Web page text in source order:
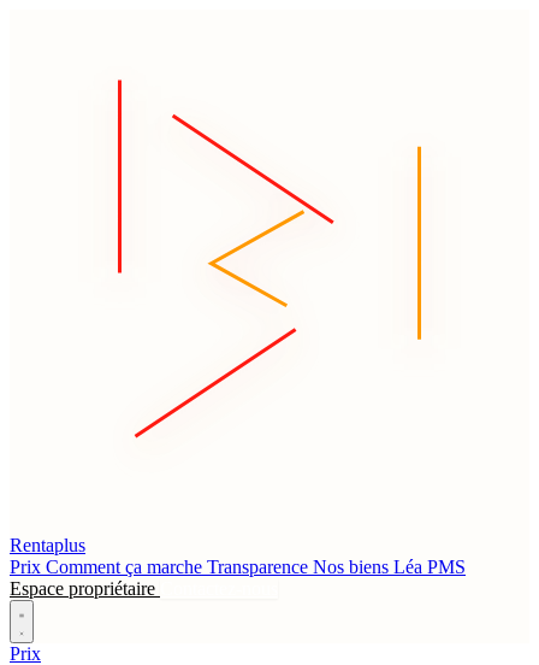
Rentaplus
Prix Comment ça marche Transparence Nos biens Léa PMS
Espace propriétaire
Prix